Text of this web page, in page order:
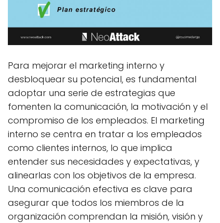
Para mejorar el marketing interno y
desbloquear su potencial, es fundamental
adoptar una serie de estrategias que
fomenten la comunicación, la motivación y el
compromiso de los empleados. El marketing
interno se centra en tratar a los empleados
como clientes internos, lo que implica
entender sus necesidades y expectativas, y
alinearlas con los objetivos de la empresa.
Una comunicación efectiva es clave para
asegurar que todos los miembros de la
organización comprendan la misión, visión y